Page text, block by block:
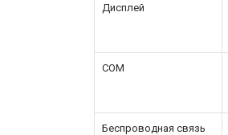
Дисплей
COM
Беспроводная связь